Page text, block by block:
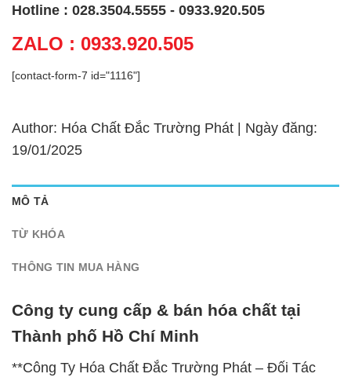
Hotline : 028.3504.5555 - 0933.920.505
ZALO : 0933.920.505
[contact-form-7 id="1116"]
Author: Hóa Chất Đắc Trường Phát | Ngày đăng:
19/01/2025
MÔ TẢ
TỪ KHÓA
THÔNG TIN MUA HÀNG
Công ty cung cấp & bán hóa chất tại
Thành phố Hồ Chí Minh
**Công Ty Hóa Chất Đắc Trường Phát – Đối Tác